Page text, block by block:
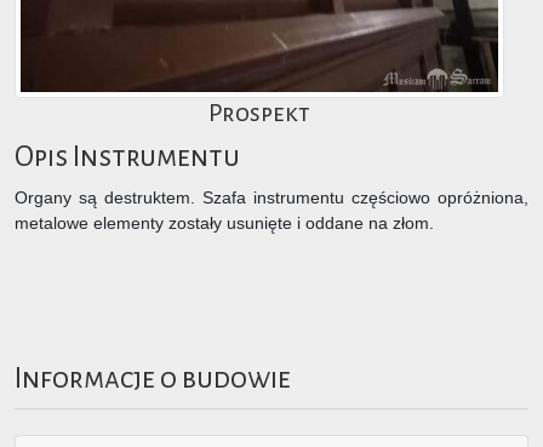
Prospekt
Opis Instrumentu
Organy są destruktem. Szafa instrumentu częściowo opróżniona,
metalowe elementy zostały usunięte i oddane na złom.
Informacje o budowie